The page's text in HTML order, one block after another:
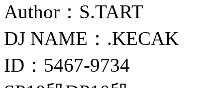
Author：S.TART
DJ NAME：.KECAK
ID：5467-9734